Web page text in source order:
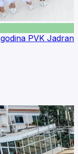
PVK Jadran